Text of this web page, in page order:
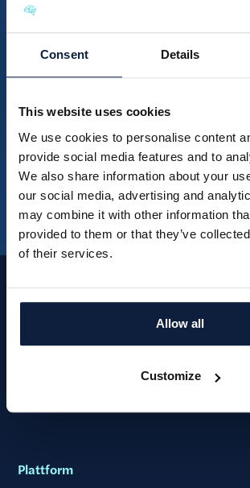
Consent Details
This website uses cookies
We use cookies to personalise content
provide social media features and to
We also share information about your
our social media, advertising and
may combine it with other information
provided to them or that they’ve
of their services.
Allow all
Customize
Plattform